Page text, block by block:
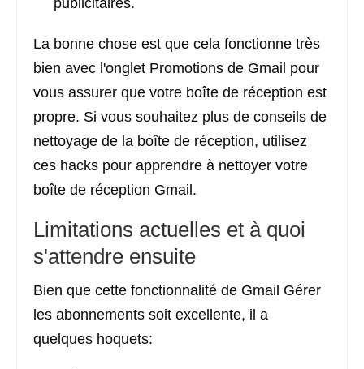
publicitaires.
La bonne chose est que cela fonctionne très
bien avec l'onglet Promotions de Gmail pour
vous assurer que votre boîte de réception est
propre. Si vous souhaitez plus de conseils de
nettoyage de la boîte de réception, utilisez
ces hacks pour apprendre à nettoyer votre
boîte de réception Gmail.
Limitations actuelles et à quoi
s'attendre ensuite
Bien que cette fonctionnalité de Gmail Gérer
les abonnements soit excellente, il a
quelques hoquets: